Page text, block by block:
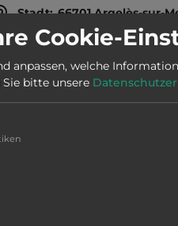
Stadt: 66701 Argelès-sur-
Webseite:
befriedigend
Cookie-
anpassen, welche
bitte unsere